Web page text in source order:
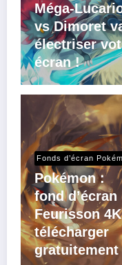
Méga-
vs Dimoret
électriser
écran !
Fonds d’écran
Pokémon :
fond d’écran
Feurisson
télécharger
gratuitement